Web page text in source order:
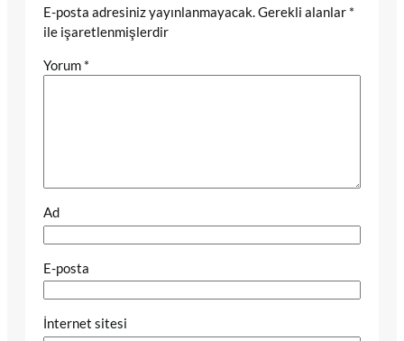
E-posta adresiniz yayınlanmayacak.Gerekli alanlar *
ile işaretlenmişlerdir
Yorum *
Ad
E-posta
İnternet sitesi